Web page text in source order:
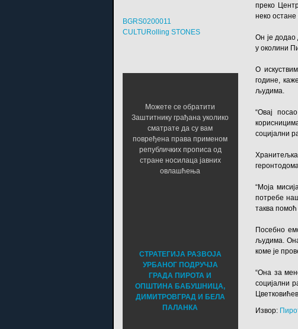
преко
неко
Он је додао
у околини
О
године,
људима.
“Овај
социјални
“Моја
потребе
таква
Посебно
људима. Она
коме је
“Она за
социјални
Извор:
BGRS0200011
CULTURolling STONES
Можете се обратити
Заштитнику грађана уколико
сматрате да су вам
повређена права применом
републичких прописа од
стране носилаца јавних
овлашћења
СТРАТЕГИЈА РАЗВОЈА
УРБАНОГ ПОДРУЧЈА
ГРАДА ПИРОТА И
ОПШТИНА БАБУШНИЦА,
ДИМИТРОВГРАД И БЕЛА
ПАЛАНКА